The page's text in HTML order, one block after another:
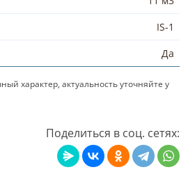
IS-1
Да
характер, актуальность уточняйте у
Поделиться в соц. сетях: